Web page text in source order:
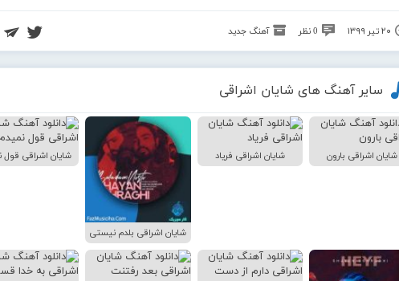
۲۰ تیر ۱۳۹۹ 0 نظر آهنگ جدید
سایر آهنگ های شایان اشراقی
شایان اشراقی بارون شایان اشراقی فریاد
شایان اشراقی بلدم نیستی
شایان اشراقی قول